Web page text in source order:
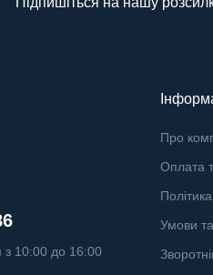
10:00 до 16:00
Про
Оплата
Умови